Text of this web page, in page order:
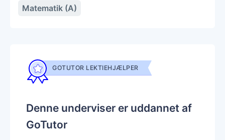
Matematik (A)
GOTUTOR LEKTIEHJÆLPER
Denne underviser er uddannet af
GoTutor